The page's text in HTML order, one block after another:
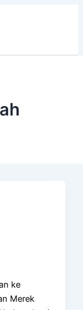
ke
Merek